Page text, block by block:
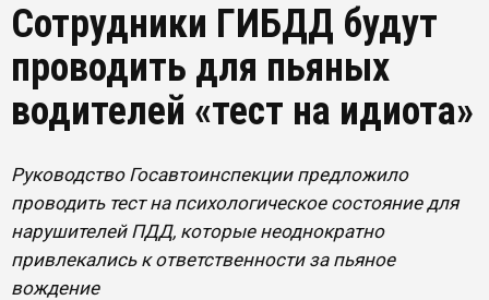
Сотрудники ГИБДД будут
проводить для пьяных
водителей «тест на идиота»
Руководство Госавтоинспекции предложило
проводить тест на психологическое состояние для
нарушителей ПДД, которые неоднократно
привлекались к ответственности за пьяное
вождение